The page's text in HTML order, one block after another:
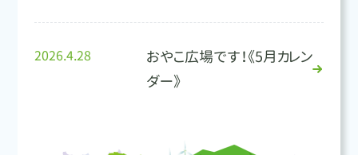
2026.4.28
おやこ広場です！《5月カレン
ダー》